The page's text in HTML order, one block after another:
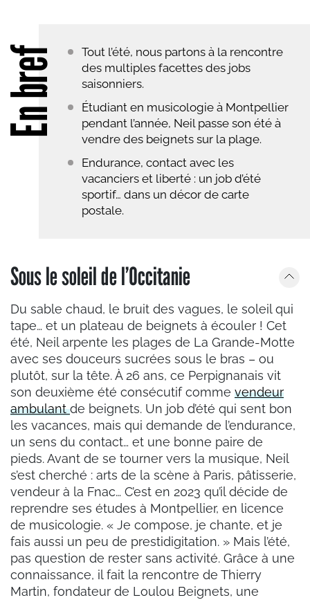
bref
Tout l’été, nous partons à la rencontre
des multiples facettes des jobs
saisonniers.
Étudiant en musicologie à Montpellier
pendant l’année, Neil passe son été à
vendre des beignets sur la plage.
Endurance, contact avec les
vacanciers et liberté : un job d’été
sportif… dans un décor de carte
postale.
Sous le soleil de l’Occitanie
Du sable chaud, le bruit des vagues, le soleil qui
tape… et un plateau de beignets à écouler ! Cet
été, Neil arpente les plages de La Grande-Motte
avec ses douceurs sucrées sous le bras – ou
plutôt, sur la tête. À 26 ans, ce Perpignanais vit
son deuxième été consécutif comme vendeur
ambulantde beignets. Un job d’été qui sent bon
les vacances, mais qui demande de l’endurance,
un sens du contact… et une bonne paire de
pieds. Avant de se tourner vers la musique, Neil
s’est cherché : arts de la scène à Paris, pâtisserie,
vendeur à la Fnac… C’est en 2023 qu’il décide de
reprendre ses études à Montpellier, en licence
de musicologie. « Je compose, je chante, et je
fais aussi un peu de prestidigitation. » Mais l’été,
pas question de rester sans activité. Grâce à une
connaissance, il fait la rencontre de Thierry
Martin, fondateur de Loulou Beignets, une